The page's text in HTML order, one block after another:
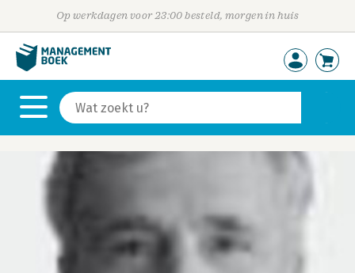
Op werkdagen voor 23:00 besteld, morgen in huis